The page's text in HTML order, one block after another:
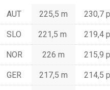
AUT 225,5 m 230,7
SLO 221,5 m 219,4
NOR 226 m 215,9
GER 217,5 m 214,5